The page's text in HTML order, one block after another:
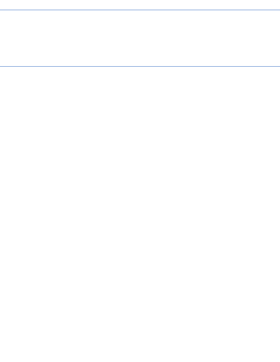
spazzola in ABS, Setole in nylon.